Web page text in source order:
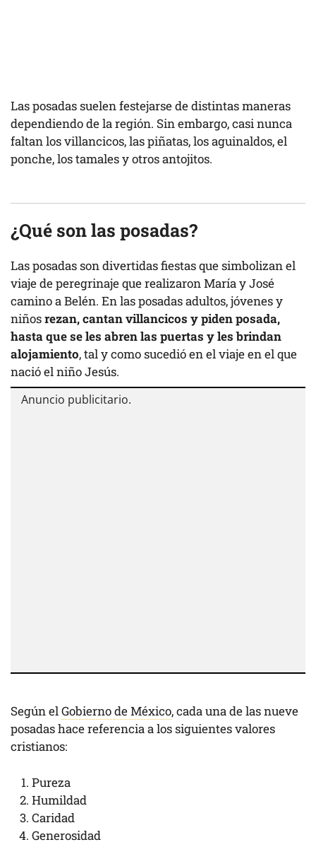
Las posadas suelen festejarse de distintas maneras
dependiendo de la región. Sin embargo, casi nunca
faltan los villancicos, las piñatas, los aguinaldos, el
ponche, los tamales y otros antojitos.
¿Qué son las posadas?
Las posadas son divertidas fiestas que simbolizan el
viaje de peregrinaje que realizaron María y José
camino a Belén. En las posadas adultos, jóvenes y
niñosrezan, cantan villancicos y piden posada,
hasta que se les abren las puertas y les brindan
alojamiento, tal y como sucedió en el viaje en el que
nació el niño Jesús.
Según elGobierno de México, cada una de las nueve
posadas hace referencia a los siguientes valores
cristianos:
Pureza
Humildad
Caridad
Generosidad